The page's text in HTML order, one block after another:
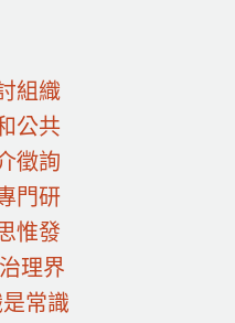
組織
公共
徵詢
門研
惟發
理界
常識